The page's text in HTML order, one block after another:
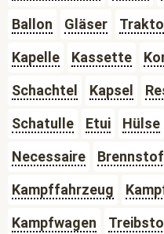
Ballon
Gläser
Kapelle
Kassette
Schachtel
Kapsel
Schatulle
Etui Hülse
Necessaire
Kampffahrzeug
Kampfwagen